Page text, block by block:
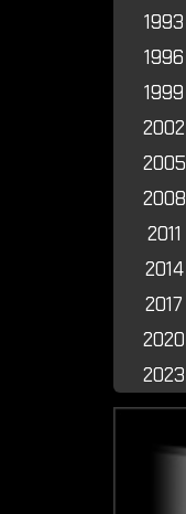
1993
1996
1999
2002
2005
2008
2011
2014
2017
2020
2023